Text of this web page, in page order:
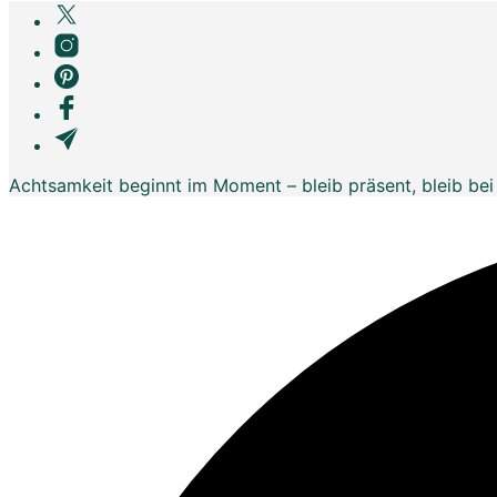
Achtsamkeit beginnt im Moment – bleib präsent, bleib